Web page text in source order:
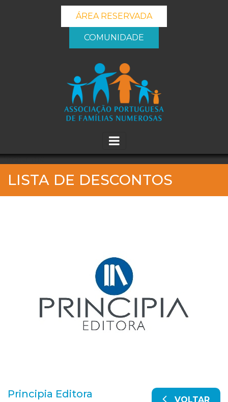
ÁREA RESERVADA
COMUNIDADE
_banner_me_
LISTA DE DESCONTOS
Principia Editora VOLTAR